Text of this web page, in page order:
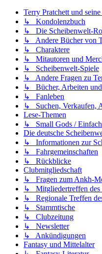
Terry Pratchett und
↳ Kondolenzbuch
↳ Die Scheibenwelt-
↳ Andere Bücher von
↳ Charaktere
↳ Mitautoren und
↳ Scheibenwelt-Spiele
↳ Andere Fragen zu
↳ Bücher, Arbeiten und
↳ Fanleben
↳ Suchen, Verkaufen,
Lese-Themen
↳ Small Gods /
Die deutsche
↳ Informationen zur
↳ Fahrgemeinschaften
↳ Rückblicke
Clubmitgliedschaft
↳ Fragen zum Ankh-
↳ Mitgliedertreffen des
↳ Regionale Treffen
↳ Stammtische
↳ Clubzeitung
↳ Newsletter
↳ Ankündigungen
Fantasy und Mittelalter